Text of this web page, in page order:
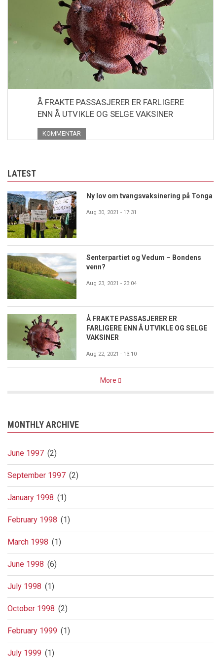
Å FRAKTE PASSASJERER ER FARLIGERE
ENN Å UTVIKLE OG SELGE VAKSINER
KOMMENTAR
LATEST
Ny lov om tvangsvaksinering på Tonga
Aug 30, 2021 - 17:31
Senterpartiet og Vedum – Bondens
venn?
Aug 23, 2021 - 23:04
Å FRAKTE PASSASJERER ER
FARLIGERE ENN Å UTVIKLE OG SELGE
VAKSINER
Aug 22, 2021 - 13:10
More
MONTHLY ARCHIVE
June 1997 (2)
September 1997 (2)
January 1998 (1)
February 1998 (1)
March 1998 (1)
June 1998 (6)
July 1998 (1)
October 1998 (2)
February 1999 (1)
July 1999 (1)